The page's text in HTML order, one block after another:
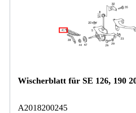
Wischerblatt für SE 126, 190
A2018200245